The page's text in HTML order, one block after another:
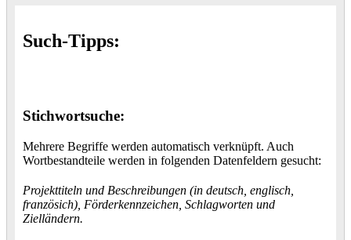
Such-Tipps:
Stichwortsuche:
Mehrere Begriffe werden automatisch verknüpft. Auch
Wortbestandteile werden in folgenden Datenfeldern gesucht:
Projekttiteln und Beschreibungen (in deutsch, englisch,
französich), Förderkennzeichen, Schlagworten und
Zielländern.